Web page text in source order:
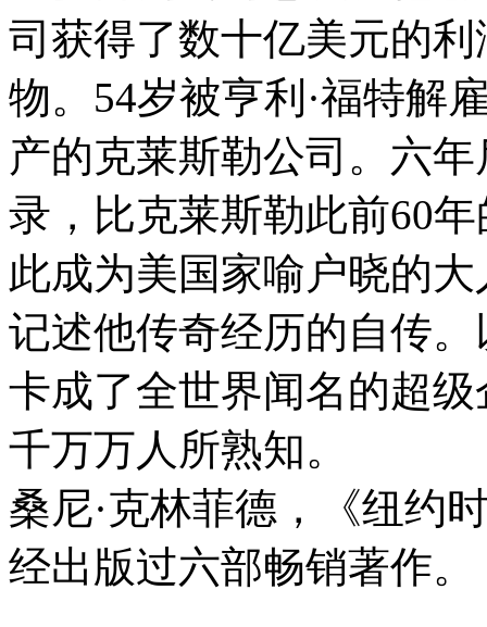
司获得了数十亿美元的
物。54岁被亨利·福特解
产的克莱斯勒公司。六
录，比克莱斯勒此前60
此成为美国家喻户晓的
记述他传奇经历的自传
卡成了全世界闻名的超
千万万人所熟知。
桑尼·克林菲德，《纽约
经出版过六部畅销著作。